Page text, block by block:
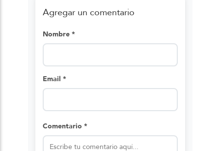
Agregar un comentario
Nombre *
Email *
Comentario *